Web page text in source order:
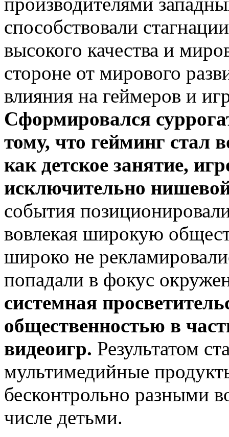
способствовали
высокого качества и
стороне от мирового
влияния на геймеров и
Сформировался
тому, что гейминг стал
как детское занятие,
исключительно
события
вовлекая широкую
широко не
попадали в фокус
системная
общественностью в
видеоигр. Результатом
мультимедийные
бесконтрольно разными
числе детьми.